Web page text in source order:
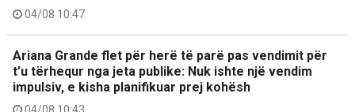
04/08 10:47
Ariana Grande flet për herë të parë pas vendimit për
t’u tërhequr nga jeta publike: Nuk ishte një vendim
impulsiv, e kisha planifikuar prej kohësh
04/08 10:43